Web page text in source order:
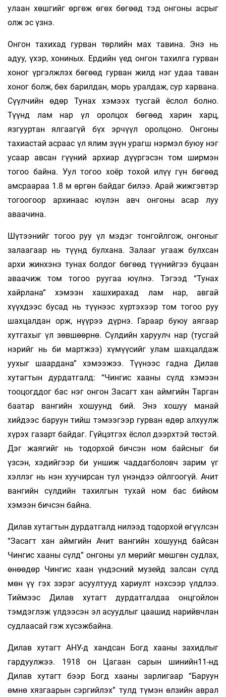
улаан хөшгийг өргөж өгөх бөгөөд тэд онгоны асрыг
олж эс үзнэ.
Онгон тахихад гурван төрлийн мах тавина. Энэ нь
адуу, үхэр, хониных. Ердийн үед онгон тахилга гурван
хоног үргэлжлэх бөгөөд гурван жилд нэг удаа таван
хоног болж, бөх барилдан, морь уралдаж, сур харвана.
Сүүлчийн өдөр Тунах хэмээх тусгай ёслол болно.
Түүнд лам нар үл оролцох бөгөөд харин харц,
язгууртан ялгаагүй бүх эрчүүл оролцоно. Онгоны
тахиастай асраас үл ялим зүүн урагш нэрмэл буюу нэг
усаар авсан гүүний архиар дүүргэсэн том ширмэн
тогоо байна. Уул тогоо хоёр тохой илүү гүн бөгөөд
амсраараа 1.8 м өргөн байдаг билээ. Арай жижгэвтэр
тогоогоор архинаас юүлэн авч онгоны асар луу
аваачина.
Шүтээнийг тогоо руу үл мэдэг тонгойлгож, онгоныг
залаагаар нь түүнд булхана. Залааг угааж булхсан
архи жинхэнэ тунах болдог бөгөөд түүнийгээ буцаан
аваачиж том тогоо руугаа юүлнэ. Тэгээд “Тунах
хайрлана” хэмээн хашхирахад лам нар, авгай
хүүхдээс бусад нь түүнээс хүртэхээр том тогоо руу
шахцалдан орж, нүүрээ дүрнэ. Гараар буюу аягаар
хутгахыг үл зөвшөөрнө. Сүлдийн харуулч нар (тусгай
нэрийг нь би мартжээ) хүмүүсийг улам шахцалдаж
уухыг шаардана” хэмээжээ. Түүнээс гадна Дилав
хутагтын дурдатгалд: “Чингис хааны сүлд хэмээн
тооцогддог бас нэг онгон Засагт хан аймгийн Тарган
баатар вангийн хошуунд бий. Энэ хошуу манай
хийдээс баруун тийш тэмээгээр гурван өдөр алхуулж
хүрэх газарт байдаг. Гүйцэтгэх ёслол дээрхтэй төстэй.
Дэг жаягийг нь тодорхой бичсэн ном байсныг би
үзсэн, хэдийгээр би уншиж чаддагболовч зарим үг
хэллэг нь нэн хуучирсан тул үнэндээ ойлгоогүй. Ачит
вангийн сүлдийн тахилгын тухай ном бас бийюм
хэмээн бичсэн байна.
Дилав хутагтын дурдатгалд нилээд тодорхой өгүүлсэн
“Засагт хан аймгийн Ачит вангийн хошуунд байсан
Чингис хааны сүлд” онгоны ул мөрийг мөшгөн судлах,
өнөөдөр Чингис хаан үндэсний музейд залсан сүлд
мөн үү гэх зэрэг асуултууд хариулт нэхсээр үлдлээ.
Тиймээс Дилав хутагт дурдатгалдаа онцгойлон
тэмдэглэж үлдээсэн эл асуудлыг цаашид нарийвчлан
судлаасай гэж хүсэжбайна.
Дилав хутагт АНУ-д хандсан Богд хааны захидлыг
гардуулжээ. 1918 он Цагаан сарын шинийн11-нд
Дилав хутагт бээр Богд хааны зарлигаар “Баруун
өмнө хязгаарын сэргийлэх” тулд түмэн өлзийн аврал